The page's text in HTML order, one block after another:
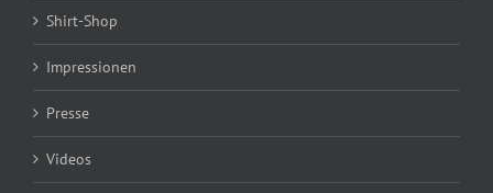
Shirt-Shop
Impressionen
Presse
Videos